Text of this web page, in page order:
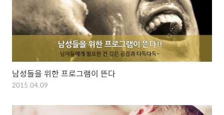
남성들을 위한 프로그램이 뜬다
2015.04.09